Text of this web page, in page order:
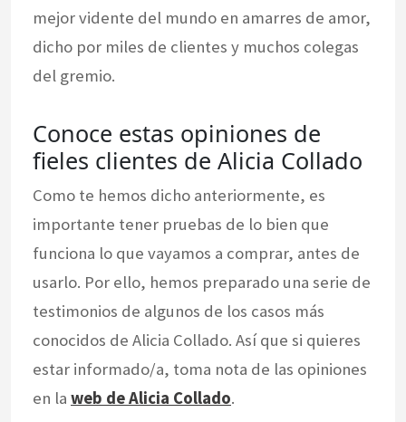
mejor vidente del mundo en amarres de amor,
dicho por miles de clientes y muchos colegas
del gremio.
Conoce estas opiniones de
fieles clientes de Alicia Collado
Como te hemos dicho anteriormente, es
importante tener pruebas de lo bien que
funciona lo que vayamos a comprar, antes de
usarlo. Por ello, hemos preparado una serie de
testimonios de algunos de los casos más
conocidos de Alicia Collado. Así que si quieres
estar informado/a, toma nota de las opiniones
en la web de Alicia Collado.